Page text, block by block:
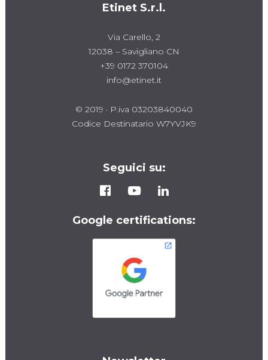
Etinet S.r.l.
Via Carello, 2
12038 – Savigliano CN
+39 0172 370104
info@etinet.it
© 2019 · P.iva 03203840040
Codice Destinatario W7YVJK9
Seguici su:
Google certifications: